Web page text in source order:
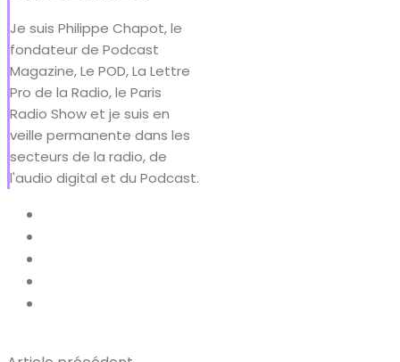
Je suis Philippe Chapot, le
fondateur de Podcast
Magazine, Le POD, La Lettre
Pro de la Radio, le Paris
Radio Show et je suis en
veille permanente dans les
secteurs de la radio, de
l'audio digital et du Podcast.